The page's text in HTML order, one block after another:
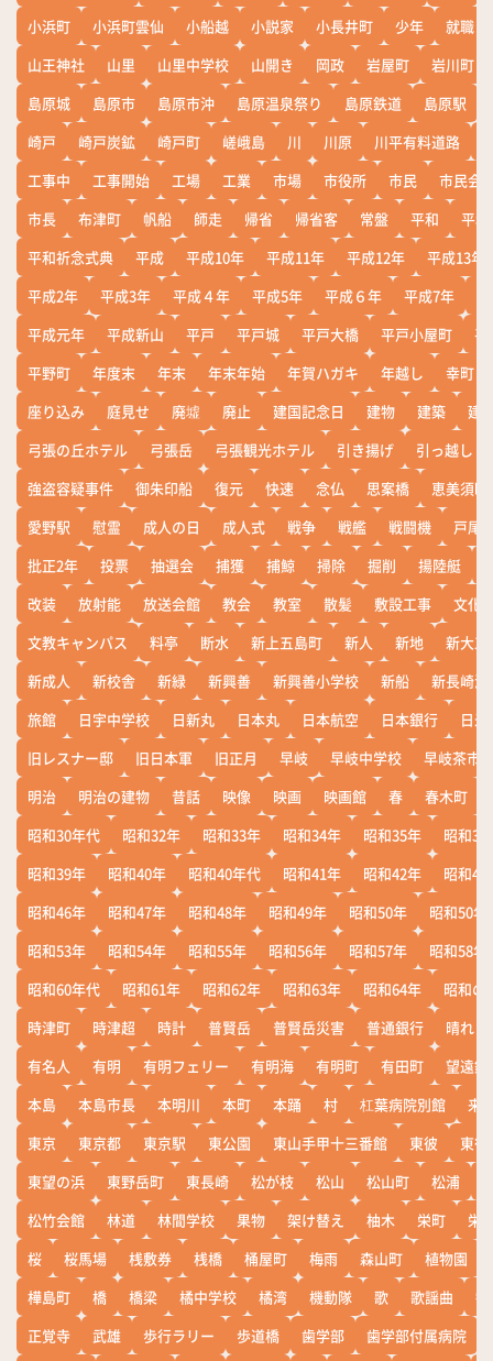
小浜町 小浜町雲仙 小船越 小説家 小長井町 少年
就職
山王神社
山里 山里中学校 山開き 岡政 岩屋町
岩川町
島原城
島原市 島原市沖 島原温泉祭り 島原鉄道 島原駅
崎戸
崎戸炭鉱 崎戸町 嵯峨島 川 川原 川平有料道路
工事中
工事開始 工場 工業 市場 市役所 市民
市民会
市長
布津町 帆船 師走 帰省 帰省客 常盤 平和
平
平和祈念式典
平成 平成10年 平成11年 平成12年
平成13年
平成2年
平成3年 平成４年 平成5年 平成６年 平成7年
平成元年
平成新山 平戸 平戸城 平戸大橋 平戸小屋町
平
平野町
年度末 年末 年末年始 年賀ハガキ 年越し
幸町
座り込み
庭見せ 廃墟 廃止 建国記念日 建物 建築
建
弓張の丘ホテル
弓張岳 弓張観光ホテル 引き揚げ
引っ越し
強盗容疑事件
御朱印船 復元 快速 念仏 思案橋
恵美須町
愛野駅
慰霊 成人の日 成人式 戦争 戦艦 戦闘機
戸尾
批正2年
投票 抽選会 捕獲 捕鯨 掃除 掘削 揚陸艇
改装
放射能 放送会館 教会 教室 散髪 敷設工事
文化
文教キャンパス
料亭 断水 新上五島町 新人 新地
新大工
新成人
新校舎 新緑 新興善 新興善小学校 新船
新長崎漁
旅館
日宇中学校 日新丸 日本丸 日本航空 日本銀行
日
旧レスナー邸
旧日本軍 旧正月 早岐 早岐中学校
早岐茶市
明治
明治の建物 昔話 映像 映画 映画館 春 春木町
昭和30年代
昭和32年 昭和33年 昭和34年 昭和35年
昭和36
昭和39年
昭和40年 昭和40年代 昭和41年 昭和42年
昭和43
昭和46年
昭和47年 昭和48年 昭和49年 昭和50年
昭和50年
昭和53年
昭和54年 昭和55年 昭和56年 昭和57年
昭和58年
昭和60年代
昭和61年 昭和62年 昭和63年 昭和64年
昭和の
時津町
時津超 時計 普賢岳 普賢岳災害 普通銀行
晴れ
有名人
有明 有明フェリー 有明海 有明町 有田町
望遠鏡
本島
本島市長 本明川 本町 本踊 村 杠葉病院別館
来
東京
東京都 東京駅 東公園 東山手甲十三番館 東彼
東彼
東望の浜
東野岳町 東長崎 松が枝 松山 松山町 松浦
松竹会館
林道 林間学校 果物 架け替え 柚木 栄町
栄
桜
桜馬場 桟敷券 桟橋 桶屋町 梅雨 森山町 植物園
樺島町
橋 橋梁 橘中学校 橘湾 機動隊 歌 歌謡曲
正覚寺
武雄 歩行ラリー 歩道橋 歯学部 歯学部付属病院